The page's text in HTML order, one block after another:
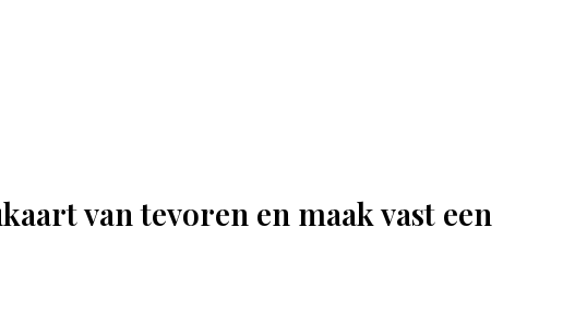
van tevoren en maak vast een